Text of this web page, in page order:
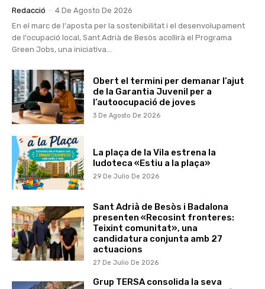
Redacció - 4 De Agosto De 2026
En el marc de l'aposta per la sostenibilitat i el desenvolupament
de l'ocupació local, Sant Adrià de Besòs acollirà el Programa
Green Jobs, una iniciativa...
Obert el termini per demanar l’ajut
de la Garantia Juvenil per a
l’autoocupació de joves
3 De Agosto De 2026
La plaça de la Vila estrena la
ludoteca «Estiu a la plaça»
29 De Julio De 2026
Sant Adrià de Besòs i Badalona
presenten «Recosint fronteres:
Teixint comunitat», una
candidatura conjunta amb 27
actuacions
27 De Julio De 2026
Grup TERSA consolida la seva